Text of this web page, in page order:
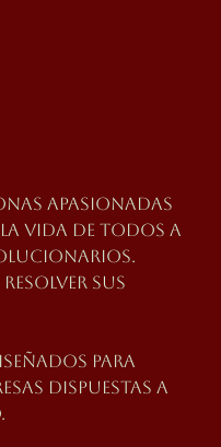
apasionadas
vida de todos a
sus
para
dispuestas a